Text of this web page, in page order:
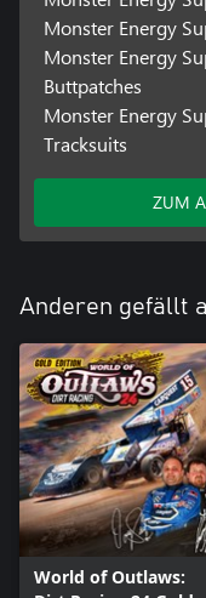
Monster Energy
Monster Energy
Buttpatches
Monster Energy
Tracksuits
ZUM
Anderen gefällt
World of Outlaws: